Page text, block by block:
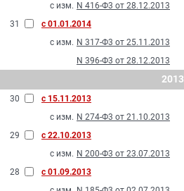
с изм. N 416-Ф3 от 28.12.2013
31
с 01.01.2014
с изм. N 317-Ф3 от 25.11.2013
N 396-Ф3 от 28.12.2013
2013
30
с 15.11.2013
с изм. N 274-Ф3 от 21.10.2013
29
с 22.10.2013
с изм. N 200-Ф3 от 23.07.2013
28
с 01.09.2013